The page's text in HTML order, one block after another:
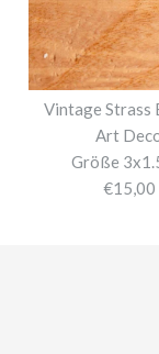
Vintage Strass
Art
Größe
€15,00